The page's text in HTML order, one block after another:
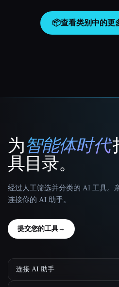
📦查看类别中的更
That AI Collection
为智能体时代
具目录。
经过人工筛选并分类的 AI 工具。
连接你的 AI 助手。
提交您的工具→
连接 AI 助手